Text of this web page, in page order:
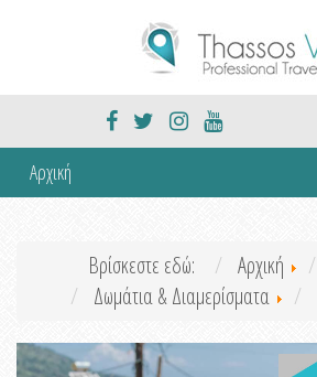
Αρχική
Βρίσκεστε εδώ: Αρχική
Δωμάτια & Διαμερίσματα